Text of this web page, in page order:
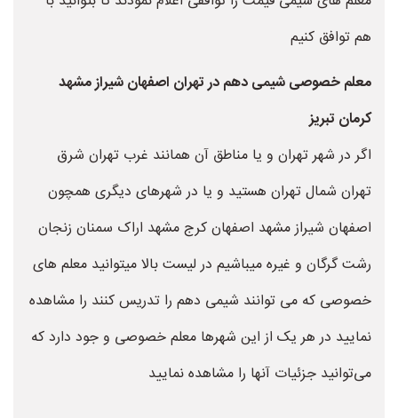
هم توافق کنیم
معلم خصوصی شیمی دهم در تهران اصفهان شیراز مشهد
کرمان تبریز
اگر در شهر تهران و یا مناطق آن همانند غرب تهران شرق
تهران شمال تهران هستید و یا در شهرهای دیگری همچون
اصفهان شیراز مشهد اصفهان کرج مشهد اراک سمنان زنجان
رشت گرگان و غیره میباشیم در لیست بالا میتوانید معلم های
خصوصی که می توانند شیمی دهم را تدریس کنند را مشاهده
نمایید در هر یک از این شهرها معلم خصوصی و جود دارد که
می‌توانید جزئیات آنها را مشاهده نمایید